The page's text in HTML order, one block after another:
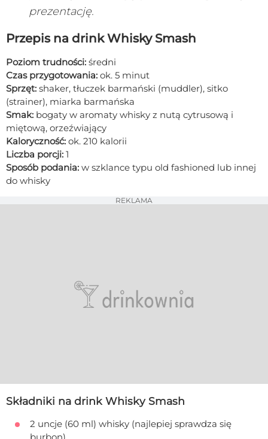
prezentację.
Przepis na drink Whisky Smash
Poziom trudności: średni
Czas przygotowania: ok. 5 minut
Sprzęt: shaker, tłuczek barmański (muddler), sitko
(strainer), miarka barmańska
Smak: bogaty w aromaty whisky z nutą cytrusową i
miętową, orzeźwiający
Kaloryczność: ok. 210 kalorii
Liczba porcji: 1
Sposób podania: w szklance typu old fashioned lub innej
do whisky
REKLAMA
Składniki na drink Whisky Smash
2 uncje (60 ml) whisky (najlepiej sprawdza się